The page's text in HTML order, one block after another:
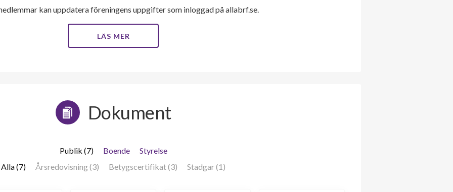
kan uppdatera föreningens uppgifter som inloggad på allabrf.se.
LÄS MER
Dokument
Publik (7) Boende
Styrelse
Alla (7)
Årsredovisning (3) Betygscertifikat (3) Stadgar (1)